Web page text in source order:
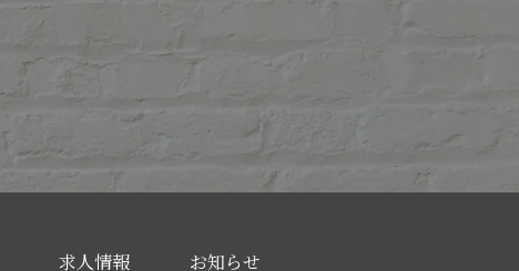
求人情報 お知らせ